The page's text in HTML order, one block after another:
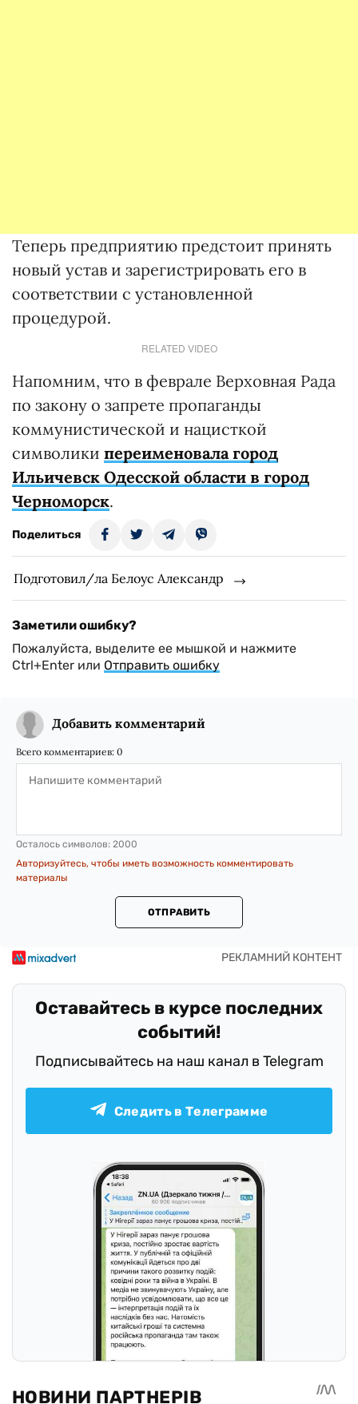
Теперь предприятию предстоит принять
новый устав и зарегистрировать его в
соответствии с установленной
процедурой.
RELATED VIDEO
Напомним, что в феврале Верховная Рада
по закону о запрете пропаганды
коммунистической и нацисткой
символики переименовала город
Ильичевск Одесской области в город
Черноморск.
Поделиться
Подготовил/ла Белоус Александр
Заметили ошибку?
Пожалуйста, выделите ее мышкой и нажмите
Ctrl+Enter или Отправить ошибку
Добавить комментарий
Всего комментариев: 0
Осталось символов: 2000
Авторизуйтесь, чтобы иметь возможность комментировать
материалы
ОТПРАВИТЬ
Оставайтесь в курсе последних
событий!
Подписывайтесь на наш канал в Telegram
Следить в Телеграмме